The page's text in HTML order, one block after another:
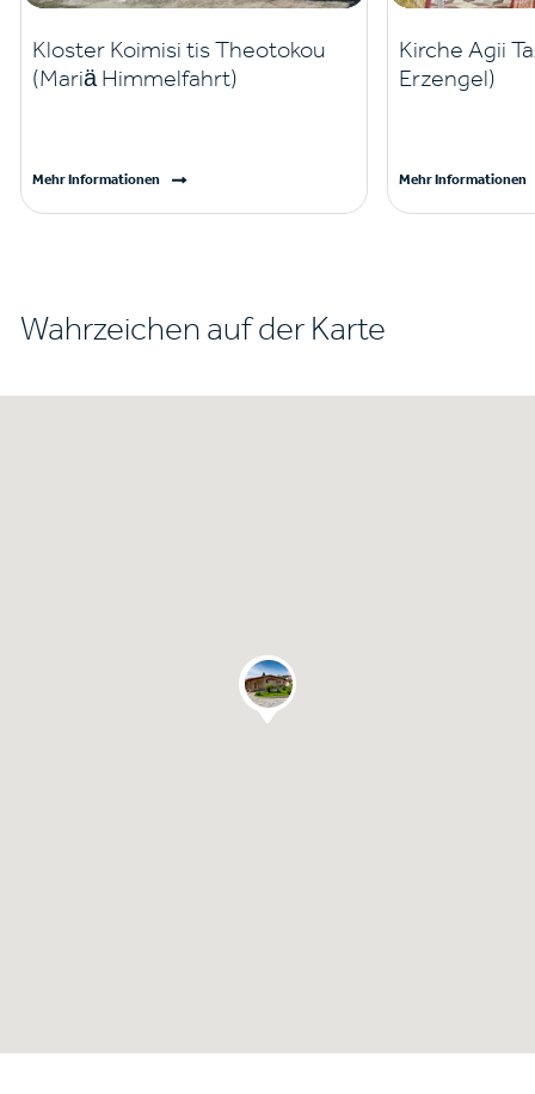
Kloster Koimisi tis Theotokou
(Mariä Himmelfahrt)
Mehr Informationen
Kirche Agii
Erzengel)
Mehr Informationen
Wahrzeichen auf der Karte